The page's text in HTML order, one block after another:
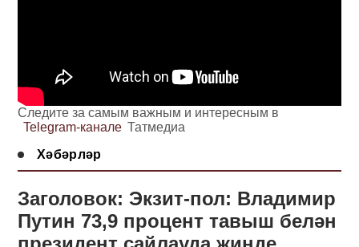
Следите за самым важным и интересным в
Telegram-канале Татмедиа
Хәбәрләр
Заголовок: Экзит-пол: Владимир
Путин 73,9 процент тавыш белән